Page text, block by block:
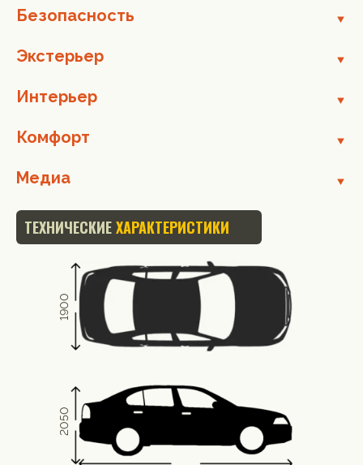
Безопасность
Экстерьер
Интерьер
Комфорт
Медиа
ТЕХНИЧЕСКИЕХАРАКТЕРИСТИКИ
2050
1900